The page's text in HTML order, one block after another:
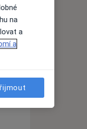
na
a
a